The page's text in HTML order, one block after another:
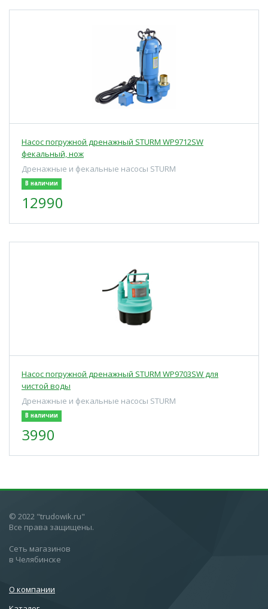
Насос погружной дренажный STURM WP9712SW
фекальный, нож
Дренажные и фекальные насосы STURM
В наличии
12990
Насос погружной дренажный STURM WP9703SW для
чистой воды
Дренажные и фекальные насосы STURM
В наличии
3990
© 2022 "trudowik.ru"
Все права защищены.
Сеть магазинов
в Челябинске
О компании